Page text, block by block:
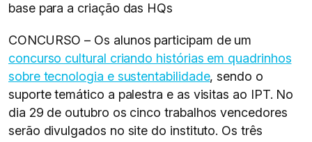
base para a criação das HQs
CONCURSO – Os alunos participam de um
concurso cultural criando histórias em quadrinhos
sobre tecnologia e sustentabilidade, sendo o
suporte temático a palestra e as visitas ao IPT. No
dia 29 de outubro os cinco trabalhos vencedores
serão divulgados no site do instituto. Os três